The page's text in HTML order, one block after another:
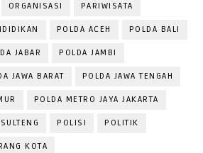
ORGANISASI PARIWISATA
POLDA ACEH POLDA BALI
JABAR POLDA JAMBI
JAWA BARAT POLDA JAWA TENGAH
POLDA METRO JAYA JAKARTA
POLISI POLITIK
KOTA